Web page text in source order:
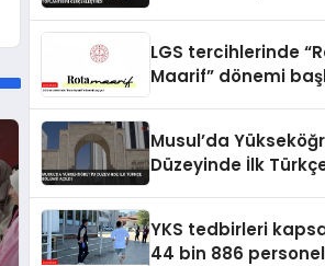
LGS tercihlerinde
Maarif” dönemi
Musul’da
Düzeyinde İlk
YKS tedbirleri
44 bin 886